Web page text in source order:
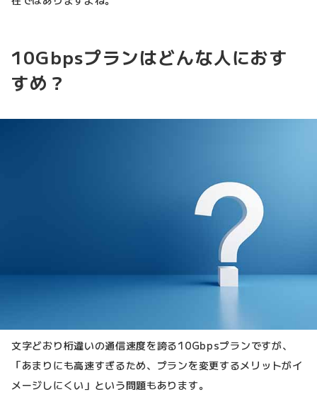
10Gbpsプランはどんな人におす
すめ？
文字どおり桁違いの通信速度を誇る10Gbpsプランですが、
「あまりにも高速すぎるため、プランを変更するメリットがイ
メージしにくい」という問題もあります。